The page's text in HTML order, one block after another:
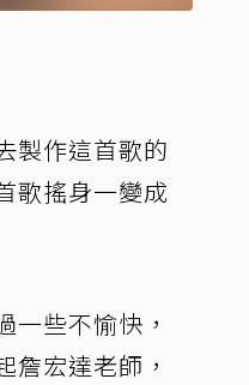
製作這首歌的
歌搖身一變成
些不愉快，
宏達老師，